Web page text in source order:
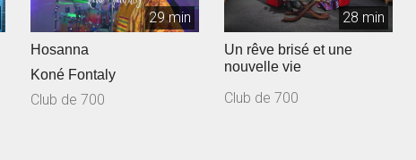
29 min
Hosanna
Koné Fontaly
Club de 700
28 min
Un rêve brisé et une
nouvelle vie
Club de 700